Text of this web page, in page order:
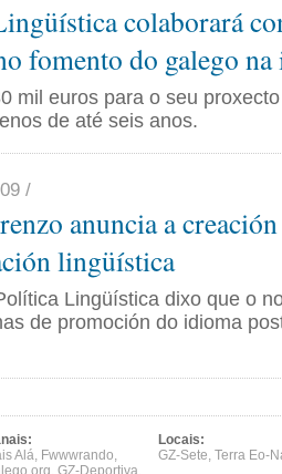
colaborará
fomento do galego
mil euros para o seu
de até seis anos.
/
anuncia a
lingüística
Lingüística dixo que o
de promoción do idioma
Alá, Fwwwrando,
, GZ-Deportiva,
Locais:
GZ-Sete, Terra Eo-